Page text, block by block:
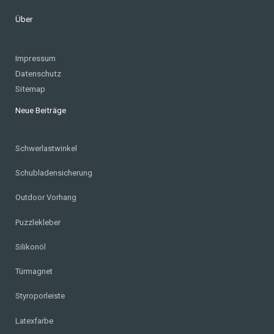
Über
Impressum
Datenschutz
Sitemap
Neue Beiträge
Schwerlastwinkel
Schubladensicherung
Outdoor Vorhang
Puzzlekleber
Silikonöl
Türmagnet
Styroporleiste
Latexfarbe